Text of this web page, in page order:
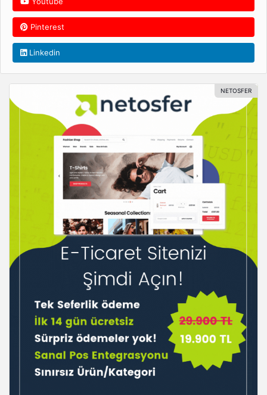
Pinterest
Linkedin